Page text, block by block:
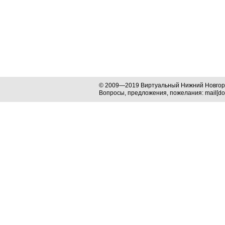
© 2009—2019 Виртуальный Нижний
Вопросы, предложения, пожелания: